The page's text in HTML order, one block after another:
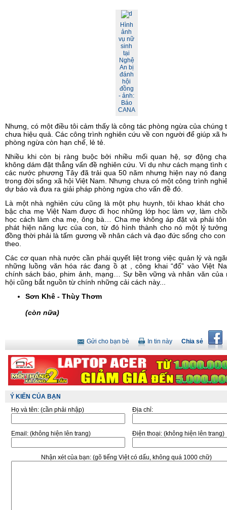
Hình
ảnh
vụ nữ
sinh
tại
Nghệ
An bị
đánh
hội
đồng
- ảnh:
Báo
CANA
Nhưng, có một điều tôi cảm thấy là công tác phòng ngừa của chúng
chưa hiệu quả. Các công trình nghiên cứu về con người để giúp xã
phòng ngừa còn hạn chế, lẻ tẻ.
Nhiều khi còn bị ràng buộc bởi nhiều mối quan hệ, sợ động
không dám đặt thẳng vấn đề nghiên cứu. Ví dụ như cách mạng tình
các nước phương Tây đã trải qua 50 năm nhưng hiện nay nó
trong đời sống xã hội Việt Nam. Nhưng chưa có một công trình
dự báo và đưa ra giải pháp phòng ngừa cho vấn đề đó.
Là một nhà nghiên cứu cũng là một phụ huynh, tôi khao khát cho
bậc cha mẹ Việt Nam được đi học những lớp học làm vợ, làm
học cách làm cha mẹ, ông bà… Cha mẹ không áp đặt và phải
phát hiện năng lực của con, từ đó hình thành cho nó một lý
đồng thời phải là tấm gương về nhân cách và đạo đức sống cho con
theo.
Các cơ quan nhà nước cần phải quyết liệt trong việc quản lý và
những luồng văn hóa rác đang ồ ạt , công khai “đổ” vào Việt
chính sách báo, phim ảnh, mạng… Sự bền vững và nhân văn của
hội cũng bắt nguồn từ chính những cải cách này...
Sơn Khê - Thùy Thơm
(còn nữa)
Chia sẻ
In tin này
Gửi cho bạn bè
Ý KIẾN CỦA BẠN
Họ và tên: (cần phải nhập) Địa chỉ:
Email: (không hiện lên trang) Điện thoại: (không hiện lên trang)
Nhận xét của bạn:(gõ tiếng Việt có dấu, không quá 1000 chữ)